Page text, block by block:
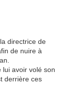
directrice de
de nuire à
lui avoir volé son
derrière ces